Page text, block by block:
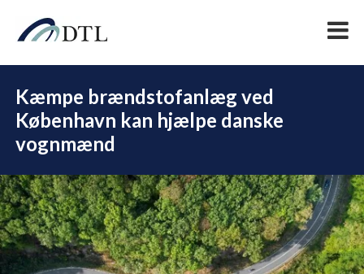
DEL
Kæmpe brændstofanlæg ved
København kan hjælpe danske
vognmænd